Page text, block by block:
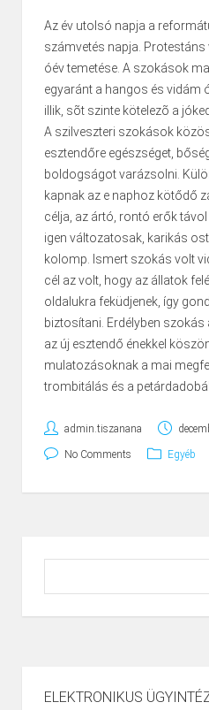
Az év utolsó napja a
számvetés napja.
óév temetése. A szokások
egyaránt a hangos és vidám
illik, sõt szinte kötelezõ a
A szilveszteri szokások
esztendőre egészséget,
boldogságot varázsolni.
kapnak az e naphoz kötődő
célja, az ártó, rontó erők
igen változatosak, karikás
kolomp. Ismert szokás volt
cél az volt, hogy az állatok
oldalukra feküdjenek, így
biztosítani. Erdélyben
az új esztendő énekkel
mulatozásoknak a mai
trombitálás és a
admin.tiszanana
No Comments Egyéb
ELEKTRONIKUS